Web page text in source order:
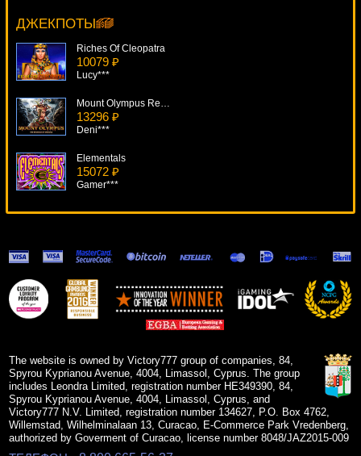
ДЖЕКПОТЫGamer***
Riches Of Cleopatra
10079 ₽
Lucy***
Mount Olympus Revenge Of Medusa
13296 ₽
Deni***
Elementals
15072 ₽
Gamer***
Hexaline
6744 ₽
SmileLow***
Dragon's Deep
The website is owned by Victory777 group of companies, 84,
Spyrou Kyprianou Avenue, 4004, Limassol, Cyprus. The group
includes Leondra Limited, registration number HE349390, 84,
Spyrou Kyprianou Avenue, 4004, Limassol, Cyprus, and
Victory777 N.V. Limited, registration number 134627, P.O. Box 4762,
Willemstad, Wilhelminalaan 13, Curacao, E-Commerce Park Vredenberg,
authorized by Goverment of Curacao, license number 8048/JAZ2015-009